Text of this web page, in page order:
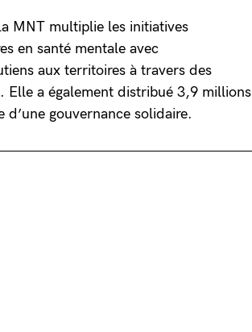
MNT multiplie les initiatives
en santé mentale avec
aux territoires à travers des
Elle a également distribué 3,9 millions
d’une gouvernance solidaire.